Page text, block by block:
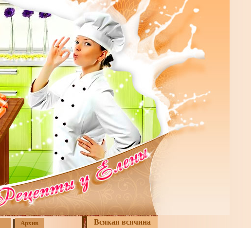
Архив Всякая всячина